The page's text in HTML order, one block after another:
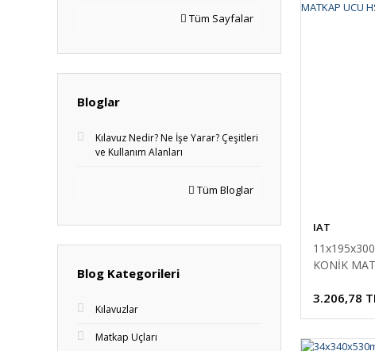
Tüm Sayfalar
Bloglar
Kılavuz Nedir? Ne İşe Yarar? Çeşitleri
ve Kullanım Alanları
Tüm Bloglar
Blog Kategorileri
Kılavuzlar
Matkap Uçları
IAT
KONİK
3.206,78